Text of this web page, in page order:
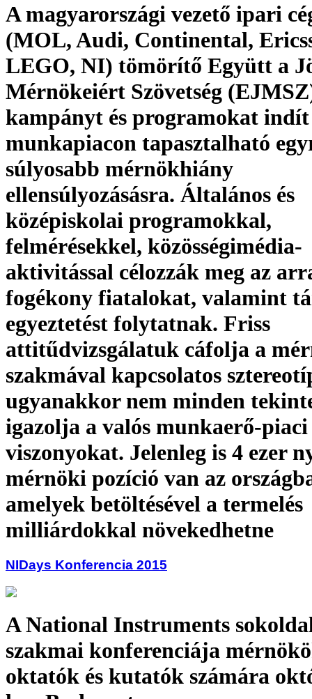
A magyarországi vezető ipari
(MOL, Audi, Continental,
LEGO, NI) tömörítő Együtt a
Mérnökeiért Szövetség
kampányt és programokat
munkapiacon tapasztalható
súlyosabb mérnökhiány
ellensúlyozásásra. Általános és
középiskolai programokkal,
felmérésekkel, közösségimédia-
aktivitással célozzák meg az
fogékony fiatalokat, valamint
egyeztetést folytatnak. Friss
attitűdvizsgálatuk cáfolja a
szakmával kapcsolatos
ugyanakkor nem minden
igazolja a valós munkaerő-piaci
viszonyokat. Jelenleg is 4 ezer
mérnöki pozíció van az
amelyek betöltésével a termelés
milliárdokkal növekedhetne
NIDays Konferencia 2015
A National Instruments
szakmai konferenciája
oktatók és kutatók számára